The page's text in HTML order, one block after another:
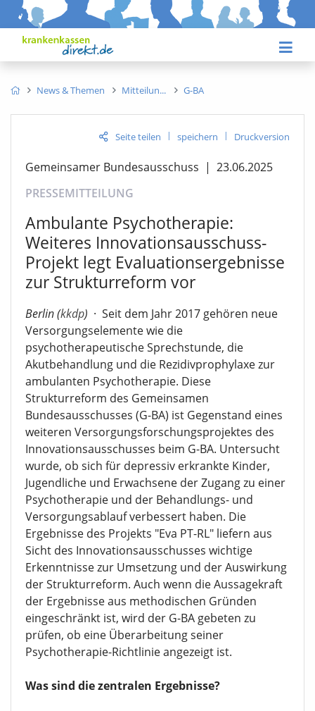
News & Themen Mitteilun G-BA
Seite teilen | speichern | Druckversion
Gemeinsamer Bundesausschuss | 23.06.2025
PRESSEMITTEILUNG
Ambulante Psychotherapie:
Weiteres Innovationsausschuss-
Projekt legt Evaluationsergebnisse
zur Strukturreform vor
Berlin (kkdp) · Seit dem Jahr 2017 gehören neue
Versorgungselemente wie die
psychotherapeutische Sprechstunde, die
Akutbehandlung und die Rezidivprophylaxe zur
ambulanten Psychotherapie. Diese
Strukturreform des Gemeinsamen
Bundesausschusses (G-BA) ist Gegenstand eines
weiteren Versorgungsforschungsprojektes des
Innovationsausschusses beim G-BA. Untersucht
wurde, ob sich für depressiv erkrankte Kinder,
Jugendliche und Erwachsene der Zugang zu einer
Psychotherapie und der Behandlungs- und
Versorgungsablauf verbessert haben. Die
Ergebnisse des Projekts "Eva PT-RL" liefern aus
Sicht des Innovationsausschusses wichtige
Erkenntnisse zur Umsetzung und der Auswirkung
der Strukturreform. Auch wenn die Aussagekraft
der Ergebnisse aus methodischen Gründen
eingeschränkt ist, wird der G-BA gebeten zu
prüfen, ob eine Überarbeitung seiner
Psychotherapie-Richtlinie angezeigt ist.
Was sind die zentralen Ergebnisse?